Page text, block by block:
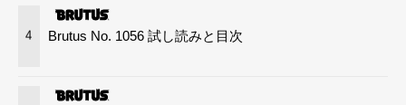
4 Brutus No. 1056 試し読みと目次